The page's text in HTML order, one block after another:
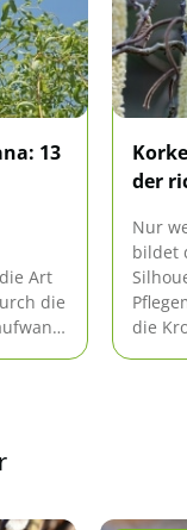
13
Art
die
der
Nur
bildet
die